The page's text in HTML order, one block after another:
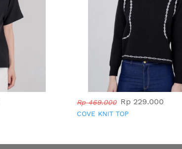
Rp 469.000 Rp 229.000
COVE KNIT TOP